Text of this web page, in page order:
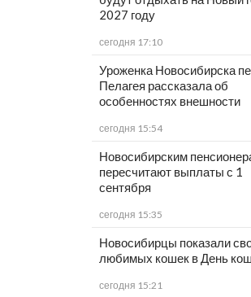
2027 году
сегодня 17:10
Уроженка Новосибирска
Пелагея рассказала об
особенностях внешности
сегодня 15:54
Новосибирским
пересчитают выплаты с 1
сентября
сегодня 15:35
Новосибирцы показали
любимых кошек в День
сегодня 15:21